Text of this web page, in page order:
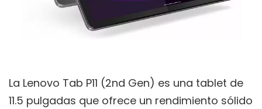
La Lenovo Tab P11 (2nd Gen) es una tablet de
11.5 pulgadas que ofrece un rendimiento sólido